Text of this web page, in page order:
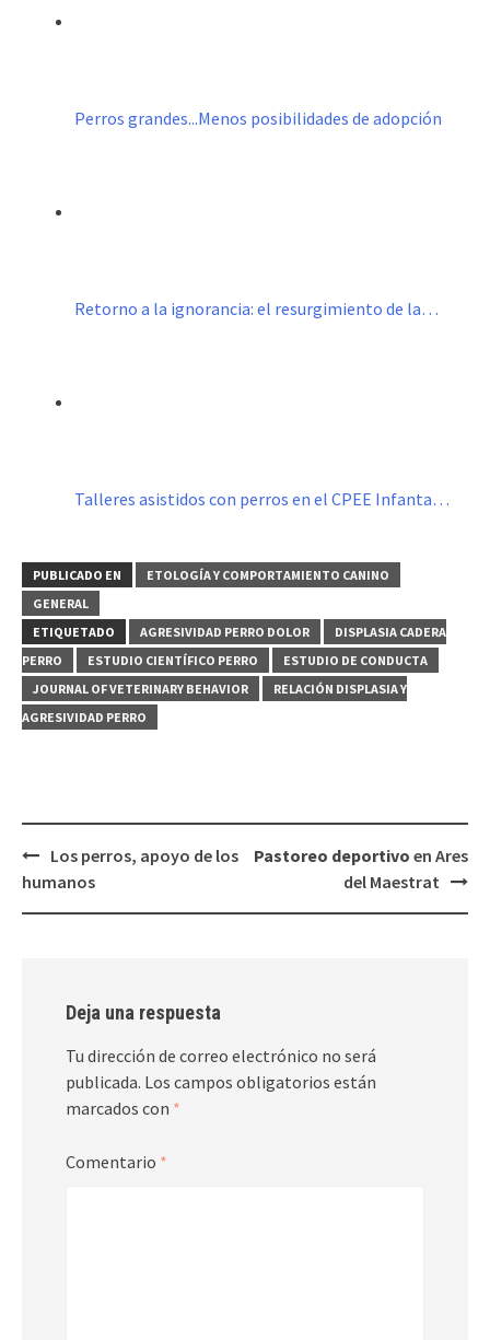
Perros grandes...Menos posibilidades de adopción
Retorno a la ignorancia: el resurgimiento de la…
Talleres asistidos con perros en el CPEE Infanta…
PUBLICADO EN
ETOLOGÍA Y COMPORTAMIENTO CANINO
GENERAL
ETIQUETADO
AGRESIVIDAD PERRO DOLOR
DISPLASIA CADERA
PERRO
ESTUDIO CIENTÍFICO PERRO
ESTUDIO DE CONDUCTA
JOURNAL OF VETERINARY BEHAVIOR
RELACIÓN DISPLASIA Y
AGRESIVIDAD PERRO
Navegación
de
entradas
Los perros, apoyo de los
humanos
Pastoreo deportivo en Ares
del Maestrat
Deja una respuesta
Tu dirección de correo electrónico no será
publicada. Los campos obligatorios están
marcados con *
Comentario *